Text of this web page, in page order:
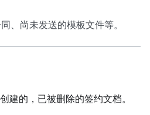
、尚未发送的模板文件等。
建的，已被删除的签约文档。